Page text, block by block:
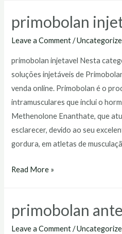
primobolan
Leave a Comment /
primobolan injetavel Nesta
soluções injetáveis de
venda online. Primobolan é o
intramusculares que inclui o
Methenolone Enanthate, que
esclarecer, devido ao seu
gordura, em atletas de
primobolan
Read More »
primobolan
Leave a Comment /